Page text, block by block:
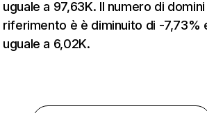
uguale a 97,63K. Il numero di
riferimento è è diminuito di -7,73%
uguale a 6,02K.